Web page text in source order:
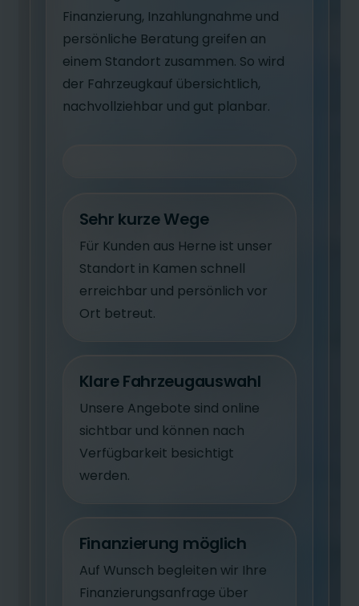
Finanzierung, Inzahlungnahme und
persönliche Beratung greifen an
einem Standort zusammen. So wird
der Fahrzeugkauf übersichtlich,
nachvollziehbar und gut planbar.
Sehr kurze Wege
Für Kunden aus Herne ist unser
Standort in Kamen schnell
erreichbar und persönlich vor
Ort betreut.
Klare Fahrzeugauswahl
Unsere Angebote sind online
sichtbar und können nach
Verfügbarkeit besichtigt
werden.
Finanzierung möglich
Auf Wunsch begleiten wir Ihre
Finanzierungsanfrage über